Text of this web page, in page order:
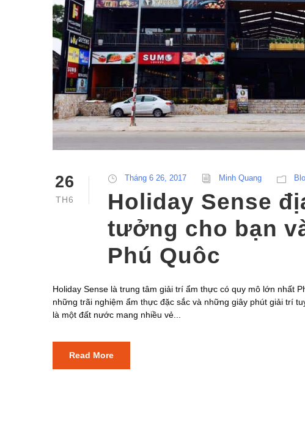
26
TH6
Tháng 6 26, 2017 Minh Quang
Holiday Sense
tưởng cho bạn
Phú Quôc
Holiday Sense là trung tâm giải trí ẩm thực có quy mô lớn nhất
những trãi nghiệm ẩm thực đặc sắc và những giây phút giải trí
là một đất nước mang nhiều vẻ...
Read More